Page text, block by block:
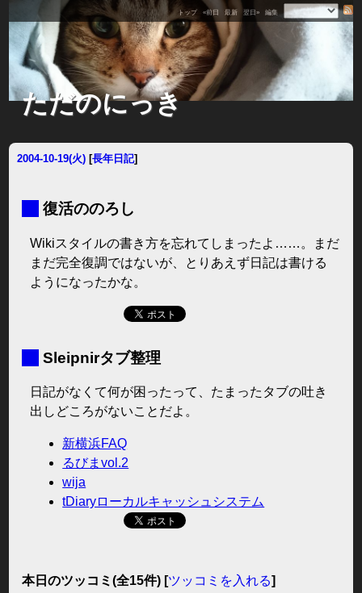
トップ «前日 最新 翌日» 編集
ただのにっき
2004-10-19(火) [長年日記]
復活ののろし
Wikiスタイルの書き方を忘れてしまったよ……。まだ
まだ完全復調ではないが、とりあえず日記は書ける
ようになったかな。
Sleipnirタブ整理
日記がなくて何が困ったって、たまったタブの吐き
出しどころがないことだよ。
新横浜FAQ
るびまvol.2
wija
tDiaryローカルキャッシュシステム
本日のツッコミ(全15件) [ツッコミを入れる]